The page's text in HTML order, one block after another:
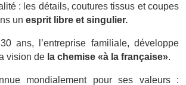
: les détails, coutures tissus et coupes
un esprit libre et singulier.
ans, l’entreprise familiale, développe
vision de la chemise «à la française».
mondialement pour ses valeurs :